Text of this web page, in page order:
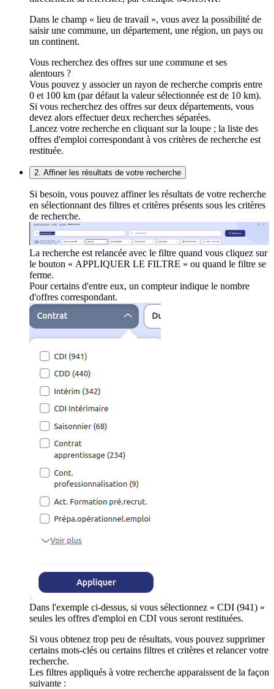
Dans le champ « lieu de travail », vous avez la possibilité de
saisir une commune, un département, une région, un pays ou
un continent.
Vous recherchez des offres sur une commune et ses
alentours ?
Vous pouvez y associer un rayon de recherche compris entre
0 et 100 km (par défaut la valeur sélectionnée est de 10 km).
Si vous recherchez des offres sur deux départements, vous
devez alors effectuer deux recherches séparées.
Lancez votre recherche en cliquant sur la loupe ; la liste des
offres d'emploi correspondant à vos critères de recherche est
restituée.
2. Affiner les résultats de votre recherche
Si besoin, vous pouvez affiner les résultats de votre recherche
en sélectionnant des filtres et critères présents sous les critères
de recherche.
La recherche est relancée avec le filtre quand vous cliquez sur
le bouton « APPLIQUER LE FILTRE » ou quand le filtre se
ferme.
Pour certains d'entre eux, un compteur indique le nombre
d'offres correspondant.
Dans l'exemple ci-dessus, si vous sélectionnez « CDI (941) »
seules les offres d'emploi en CDI vous seront restituées.
Si vous obtenez trop peu de résultats, vous pouvez supprimer
certains mots-clés ou certains filtres et critères et relancer votre
recherche.
Les filtres appliqués à votre recherche apparaissent de la façon
suivante :